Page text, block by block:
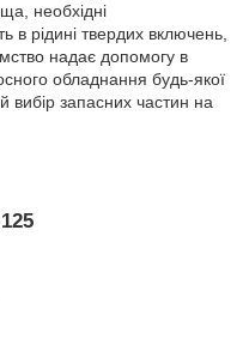
необхідні
в рідині твердих включень,
надає допомогу в
обладнання будь-якої
вибір запасних частин на